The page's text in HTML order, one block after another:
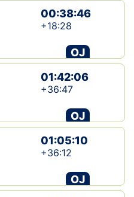
00:38:46
+18:28
OJ
01:42:06
+36:47
OJ
01:05:10
+36:12
OJ